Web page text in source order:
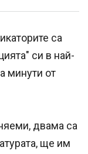
са
си в най-
минути от
двама са
ще им